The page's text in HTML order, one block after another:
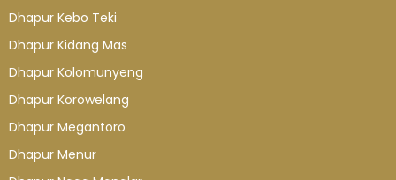
Dhapur Kebo Teki
Dhapur Kidang Mas
Dhapur Kolomunyeng
Dhapur Korowelang
Dhapur Megantoro
Dhapur Menur